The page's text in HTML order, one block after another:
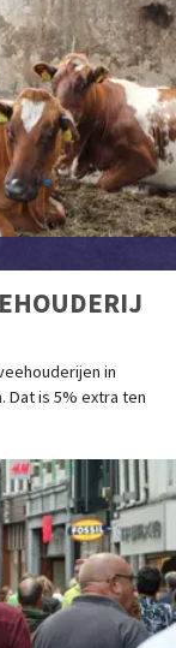
in
Dat is 5% extra ten